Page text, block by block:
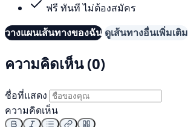
ฟรี ทันที ไม่ต้องสมัคร
วางแผนเส้นทางของฉัน ดูเส้นทางอื่นเพิ่มเติม
ความคิดเห็น (0)
ชื่อที่แสดง
ความคิดเห็น